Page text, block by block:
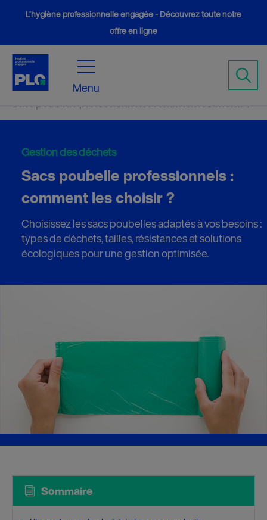
L’hygiène professionnelle engagée - Découvrez toute notre
offre en ligne
Menu
Accueil Conseils
Sacs poubelle professionnels : comment les choisir ?
Gestion des déchets
Sacs poubelle professionnels :
comment les choisir ?
Choisissez les sacs poubelles adaptés à vos besoins :
types de déchets, tailles, résistances et solutions
écologiques pour une gestion optimisée.
i Sommaire